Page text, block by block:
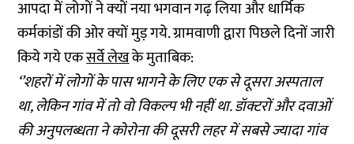
आपदा में लोगों ने क्‍यों नया भगवान गढ़ लिया और धार्मिक
कर्मकांडों की ओर क्‍यों मुड़ गये. ग्रामवाणी द्वारा पिछले दिनों जारी
किये गये एकसर्वे लेखके मुताबिक:
‘’शहरों में लोगों के पास भागने के लिए एक से दूसरा अस्पताल
था, लेकिन गांव में तो वो विकल्प भी नहीं था. डॉक्टरों और दवाओं
की अनुपलब्धता ने कोरोना की दूसरी लहर में सबसे ज्यादा गांव